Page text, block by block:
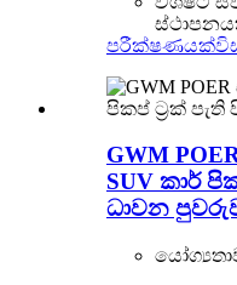
පරීක්ෂණයක්
GWM
SUV කාර්
ධාවන